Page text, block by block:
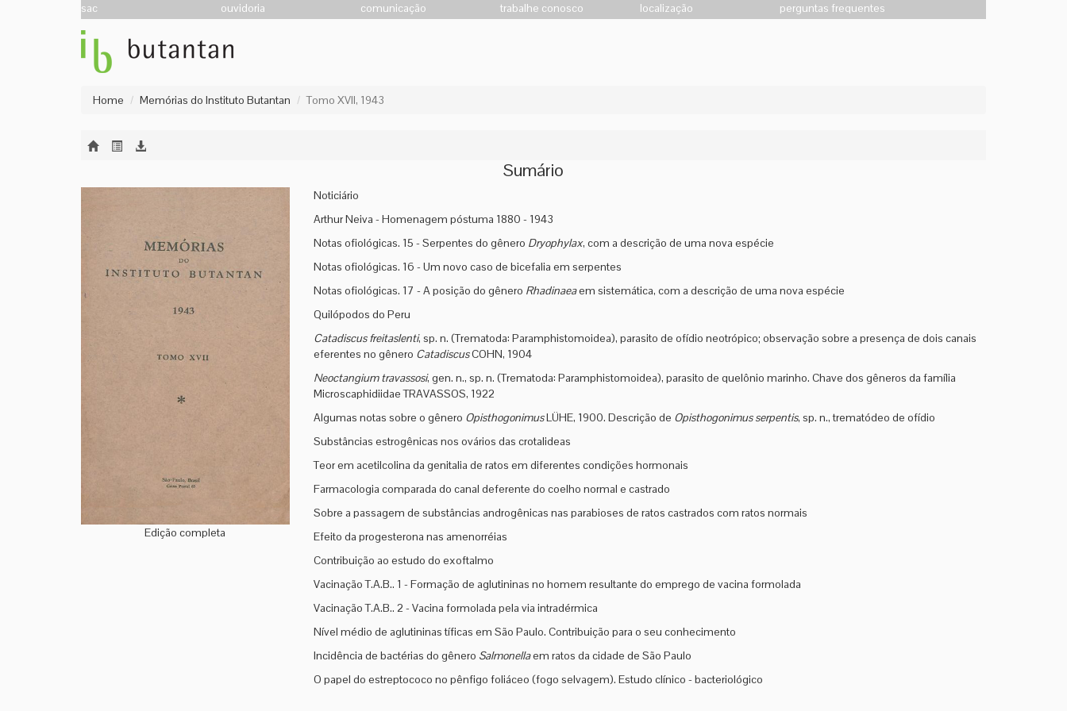
sac ouvidoria comunicação trabalhe conosco localização perguntas frequentes
Home Memórias do Instituto Butantan Tomo XVII, 1943
Sumário
Edição completa
Noticiário
Arthur Neiva - Homenagem póstuma 1880 - 1943
Notas ofiológicas. 15 - Serpentes do gênero Dryophylax, com a descrição de uma nova espécie
Notas ofiológicas. 16 - Um novo caso de bicefalia em serpentes
Notas ofiológicas. 17 - A posição do gênero Rhadinaeaem sistemática, com a descrição de uma nova espécie
Quilópodos do Peru
Catadiscus freitaslenti, sp. n. (Trematoda: Paramphistomoidea), parasito de ofídio neotrópico; observação sobre a presença de dois canais
eferentes no gênero CatadiscusCOHN, 1904
Neoctangium travassosi, gen. n., sp. n. (Trematoda: Paramphistomoidea), parasito de quelônio marinho. Chave dos gêneros da família
Microscaphidiidae TRAVASSOS, 1922
Algumas notas sobre o gênero OpisthogonimusLÜHE, 1900. Descrição de Opisthogonimus serpentis, sp. n., trematódeo de ofídio
Substâncias estrogênicas nos ovários das crotalideas
Teor em acetilcolina da genitalia de ratos em diferentes condições hormonais
Farmacologia comparada do canal deferente do coelho normal e castrado
Sobre a passagem de substâncias androgênicas nas parabioses de ratos castrados com ratos normais
Efeito da progesterona nas amenorréias
Contribuição ao estudo do exoftalmo
Vacinação T.A.B.. 1 - Formação de aglutininas no homem resultante do emprego de vacina formolada
Vacinação T.A.B.. 2 - Vacina formolada pela via intradérmica
Nível médio de aglutininas tíficas em São Paulo. Contribuição para o seu conhecimento
Incidência de bactérias do gênero Salmonellaem ratos da cidade de São Paulo
O papel do estreptococo no pênfigo foliáceo (fogo selvagem). Estudo clínico - bacteriológico